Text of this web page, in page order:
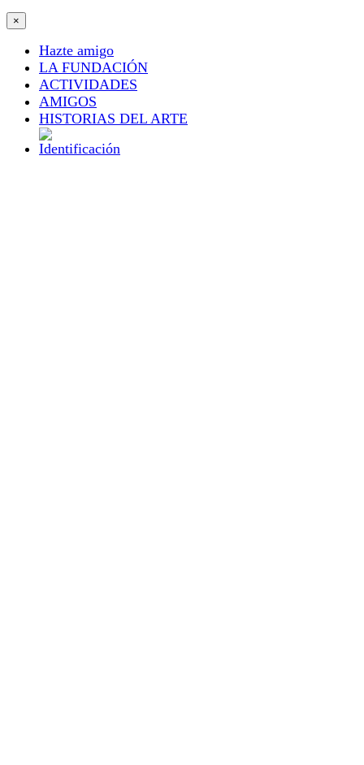
×
Hazte amigo
LA FUNDACIÓN
ACTIVIDADES
AMIGOS
HISTORIAS DEL ARTE